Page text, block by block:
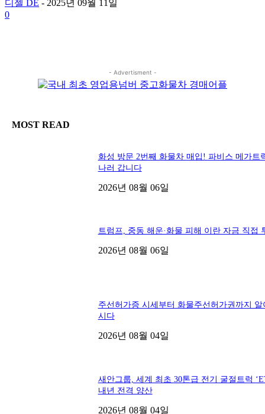
디젤 DE - 2025년 09월 11일
0
- Advertisment -
MOST READ
화성 방문 2번째 화물차 매입! 파비스 메가트
나러 갑니다
2026년 08월 06일
트럼프, 중동 해운·화물 피해 이란 자금 직접
2026년 08월 06일
주선허가증 시세부터 화물주선허가권까지 알
시다
2026년 08월 04일
새안그룹, 세계 최초 30톤급 전기 굴절트럭
내년 전격 양산
2026년 08월 04일